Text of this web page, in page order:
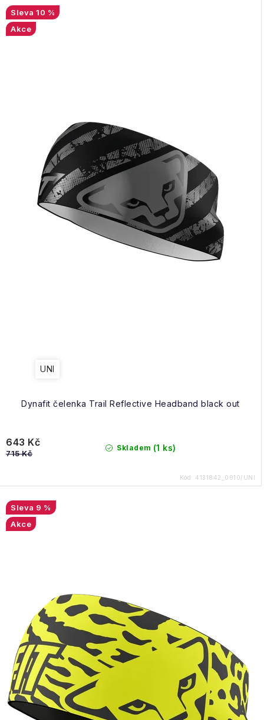
Dynafit čelenka Trail Reflective Headband black out
10 %
Akce
UNI
Skladem (1 ks)
643 Kč
715 Kč
Kód: 4131842_0910/UNI
9 %
Akce